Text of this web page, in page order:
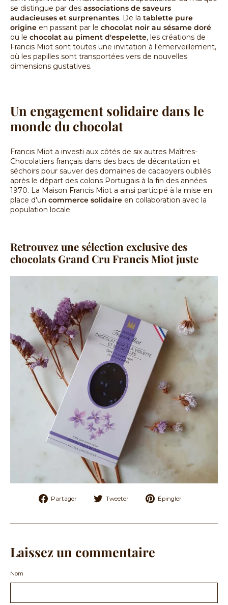
se distingue par des associations de saveurs
audacieuses et surprenantes. De la tablette pure
origine en passant par le chocolat noir au sésame doré
ou le chocolat au piment d'espelette, les créations de
Francis Miot sont toutes une invitation à l'émerveillement,
où les papilles sont transportées vers de nouvelles
dimensions gustatives.
Un engagement solidaire dans le
monde du chocolat
Francis Miot a investi aux côtés de six autres Maîtres-
Chocolatiers français dans des bacs de décantation et
séchoirs pour sauver des domaines de cacaoyers oubliés
après le départ des colons Portugais à la fin des années
1970. La Maison Francis Miot a ainsi participé à la mise en
place d'un commerce solidaire en collaboration avec la
population locale.
Retrouvez une sélection exclusive des
chocolats Grand Cru Francis Miot juste
Partager
PartagerTweeter
TweeterÉpingler
Laissez un commentaire
Nom